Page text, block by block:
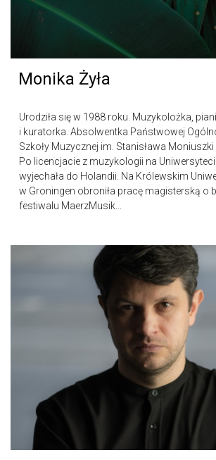
Monika Żyła
Urodziła się w 1988 roku. Muzykolożka,
i kuratorka. Absolwentka Państwowej
Szkoły Muzycznej im. Stanisława Moniuszki
Po licencjacie z muzykologii na
wyjechała do Holandii. Na Królewskim
w Groningen obroniła pracę magisterską o
festiwalu MaerzMusik...